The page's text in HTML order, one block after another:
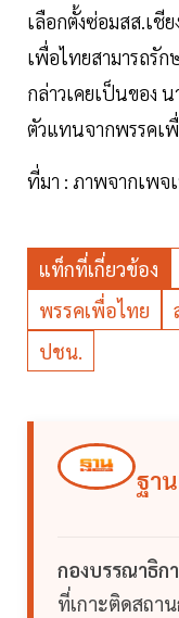
เลือกตั้งซ่อมสส.เชี
เพื่อไทยสามารถรัก
กล่าวเคยเป็นของ
ตัวแทนจากพรรคเ
ที่มา : ภาพจากเพจ
แท็กที่เกี่ยวข้อง
พรรคเพื่อไทย
ปชน.
ฐา
กองบรรณาธิก
ที่เกาะติดสถา